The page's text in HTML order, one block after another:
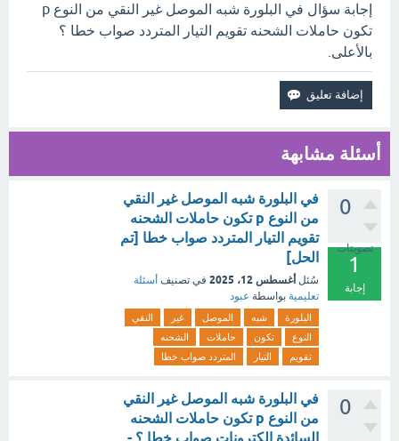
إجابة سؤال في البلورة شبه الموصل غير النقي من النوع p
تكون حاملات الشحنه تقويم التيار المتردد صواب خطا ؟
بالأعلى.
أسئلة مشابهة
0
تصويتات
1
إجابة
في البلورة شبه الموصل غير النقي
من النوع p تكون حاملات الشحنه
تقويم التيار المتردد صواب خطا [تم
الحل]
سُئل أغسطس 12، 2025 في تصنيف أسئلة
تعليمية بواسطة عبود
البلورة شبه الموصل غير
النقي
النوع
تكون حاملات
الشحنه
تقويم
التيار المتردد صواب خطا
0
في البلورة شبه الموصل غير النقي
من النوع p تكون حاملات الشحنه